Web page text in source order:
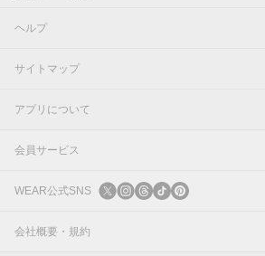
ヘルプ
サイトマップ
アプリについて
会員サービス
ログイン
新規会員登録
WEAR公式SNS
X
会社概要・規約